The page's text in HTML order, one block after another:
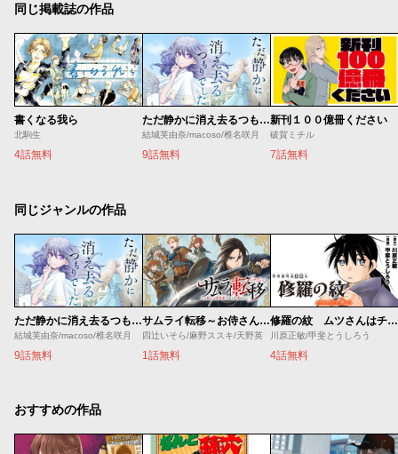
同じ掲載誌の作品
書くなる我ら
北駒生
4話無料
ただ静かに消え去るつもりでした
結城芙由奈/macoso/椎名咲月
9話無料
新刊１００億冊ください
破賀ミチル
7話無料
同じジャンルの作品
ただ静かに消え去るつもりでした
結城芙由奈/macoso/椎名咲月
9話無料
サムライ転移～お侍さんは異世界でもあんまり変わらない～
四辻いそら/麻野ススキ/天野英
1話無料
修羅の紋 ムツさんはチョー強い？！
川原正敏/甲斐とうしろう
4話無料
おすすめの作品